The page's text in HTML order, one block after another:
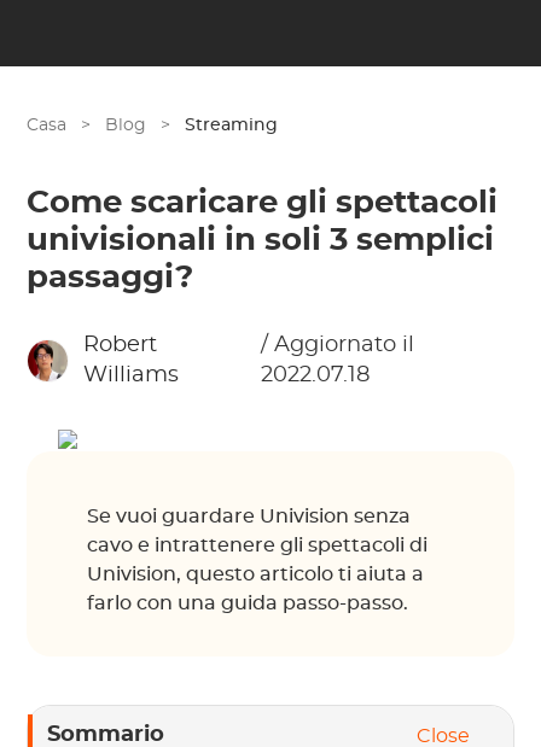
Casa > Blog > Streaming
Come scaricare gli spettacoli
univisionali in soli 3 semplici
passaggi?
Robert
Williams
/ Aggiornato il
2022.07.18
Se vuoi guardare Univision senza
cavo e intrattenere gli spettacoli di
Univision, questo articolo ti aiuta a
farlo con una guida passo-passo.
Sommario Close